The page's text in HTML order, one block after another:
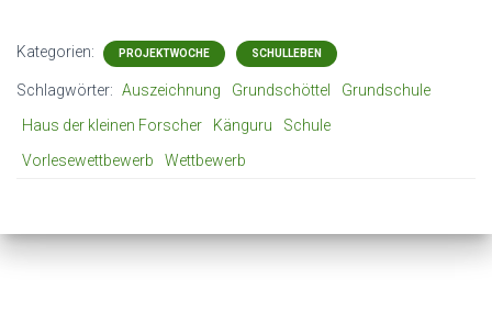
Kategorien: PROJEKTWOCHE SCHULLEBEN
Schlagwörter: Auszeichnung Grundschöttel
Grundschule
Haus der kleinen Forscher
Känguru
Schule
Vorlesewettbewerb
Wettbewerb